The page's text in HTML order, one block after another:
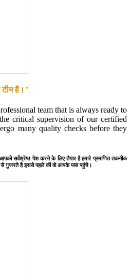
टीम है।"
team that is always ready to
critical supervision of our certified
many quality checks before they
आपको सर्वश्रेष्ठ पेश करने के लिए तैयार है हमारे प्रमाणित तकनीक
से गुजरते है इससे पहले की वो आपके पास पहुंचे।